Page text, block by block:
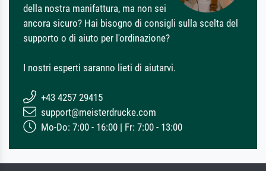
della nostra manifattura, ma non sei
ancora sicuro? Hai bisogno di consigli sulla scelta del
supporto o di aiuto per l'ordinazione?
I nostri esperti saranno lieti di aiutarvi.
+43 4257 29415
support@meisterdrucke.com
Mo-Do: 7:00 - 16:00 | Fr: 7:00 - 13:00